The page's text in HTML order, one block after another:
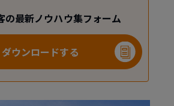
の最新ノウハウ集フォーム
ダウンロードする